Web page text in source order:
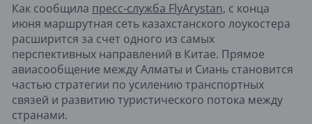
Как сообщила пресс-служба FlyArystan, с конца
июня маршрутная сеть казахстанского лоукостера
расширится за счет одного из самых
перспективных направлений в Китае. Прямое
авиасообщение между Алматы и Сиань становится
частью стратегии по усилению транспортных
связей и развитию туристического потока между
странами.